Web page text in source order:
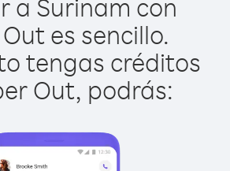
a Surinam con
es sencillo.
tengas créditos
Out, podrás: